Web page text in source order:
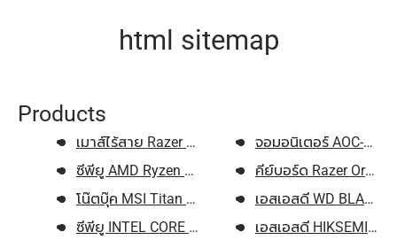
html sitemap
Products
เมาส์ไร้สาย Razer Gaming Viper...
ซีพียู AMD Ryzen 5 7600 3.8GHz...
โน๊ตบุ๊ค MSI Titan 18 HX A14VI...
ซีพียู INTEL CORE i5-14400F 2....
จอมอนิเตอร์ AOC-
คีย์บอร์ด Razer Ornata
เอสเอสดี WD BLACK
เอสเอสดี HIKSEMI